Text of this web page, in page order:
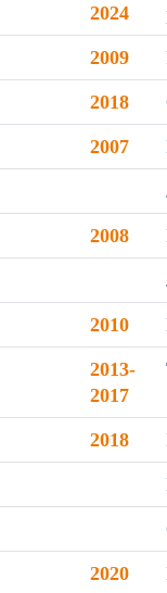
2024
2009
2018
2007
2008
2010
2013-
2017
2018
2020